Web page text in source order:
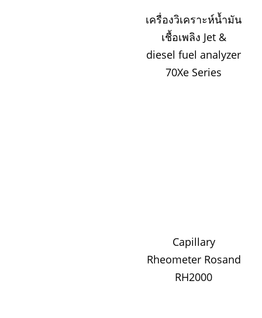
เครื่องวิเคราะห์น้ำมัน
เชื้อเพลิง Jet &
diesel fuel analyzer
70Xe Series
Capillary
Rheometer Rosand
RH2000